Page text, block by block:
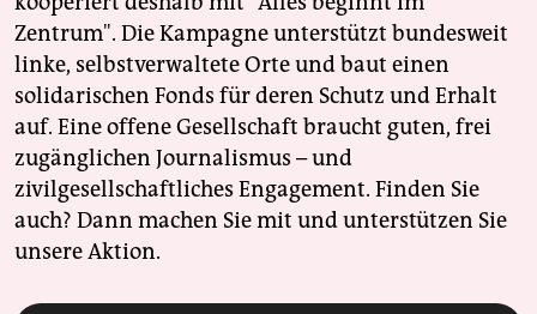
Zentrum". Die Kampagne unterstützt bundesweit
linke, selbstverwaltete Orte und baut einen
solidarischen Fonds für deren Schutz und Erhalt
auf. Eine offene Gesellschaft braucht guten, frei
zugänglichen Journalismus – und
zivilgesellschaftliches Engagement. Finden Sie
auch? Dann machen Sie mit und unterstützen Sie
unsere Aktion.